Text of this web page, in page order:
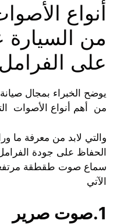
أنواع
من
على الفرامل
يوضح الخبراء بمجال
من أهم أنواع الأصوات
والتي لابد من معرفة ما
الحفاظ على جودة
سماع صوت طقطقة
الآتي
1.صوت صرير